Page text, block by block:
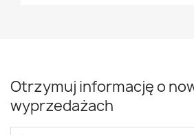
Otrzymuj informację o
wyprzedażach